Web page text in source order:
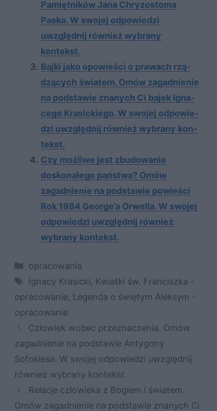
Pamiętników Jana Chryzostoma
Paska. W swojej odpowiedzi
uwzględnij również wybrany
kontekst.
Baj­ki jako opo­wie­ści o pra­wach rzą­
dzą­cych świa­tem. Omów za­gad­nie­nie
na pod­sta­wie zna­nych Ci ba­jek Igna­
ce­go Kra­sic­kie­go. W swo­jej od­po­wie­
dzi uwzględ­nij rów­nież wy­bra­ny kon­
tekst.
Czy możliwe jest zbudowanie
doskonałego państwa? Omów
zagadnienie na podstawie powieści
Rok 1984 George’a Orwella. W swojej
odpowiedzi uwzględnij również
wybrany kontekst.
Kategorie
opracowania
Tagi
Ignacy Krasicki, Kwiatki św. Franciszka -
opracowanie, Legenda o świętym Aleksym -
opracowanie
Człowiek wobec przeznaczenia. Omów
zagadnienie na podstawie Antygony
Sofoklesa. W swojej odpowiedzi uwzględnij
również wybrany kontekst.
Relacje człowieka z Bogiem i światem.
Omów zagadnienie na podstawie znanych Ci